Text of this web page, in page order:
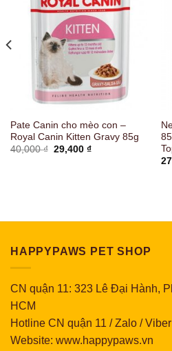
Pate Canin cho mèo con –
Royal Canin Kitten Gravy 85g
40,000₫ Giá
29,400 ₫Giá
HAPPYPAWS PET SHOP
CN quận 11: 323 Lê Đại Hành,
HCM
Hotline CN quận 11 / Zalo /
Website: www.happypaws.vn